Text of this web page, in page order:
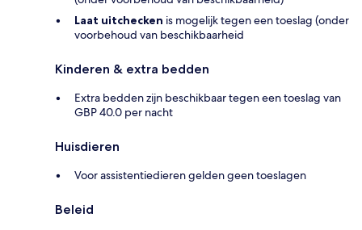
Laat uitchecken is mogelijk tegen een toeslag (onder
voorbehoud van beschikbaarheid
Kinderen & extra bedden
Extra bedden zijn beschikbaar tegen een toeslag van
GBP 40.0 per nacht
Huisdieren
Voor assistentiedieren gelden geen toeslagen
Beleid